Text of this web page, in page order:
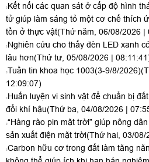
Kết nối các quan sát ở cấp độ hình
tử giúp làm sáng tỏ một cơ chế thích
tồn ở thực vật(Thứ năm, 06/08/2026 |
Nghiên cứu cho thấy đèn LED xanh
lâu hơn(Thứ tư, 05/08/2026 |
Tuần tin khoa học 1003(3-9/8/2026)
12:09:07)
Huấn luyện vi sinh vật để chuẩn bị
đổi khí hậu(Thứ ba, 04/08/2026 |
“Hàng rào pin mặt trời” giúp nông
sản xuất điện mặt trời(Thứ hai, 03/08/
Carbon hữu cơ trong đất làm tăng